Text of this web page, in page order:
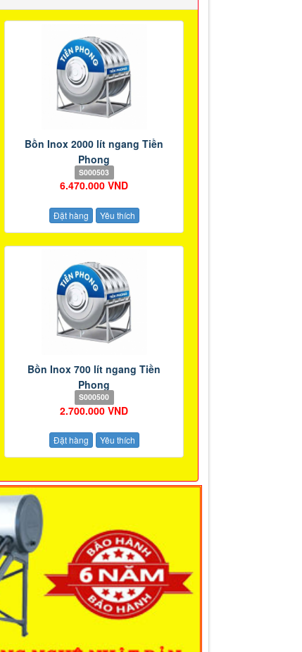
Bồn Inox 2000 lít ngang Tiền
Phong
S000503
6.470.000 VND
Đặt hàng Yêu thích
Bồn Inox 700 lít ngang Tiền
Phong
S000500
2.700.000 VND
Đặt hàng Yêu thích